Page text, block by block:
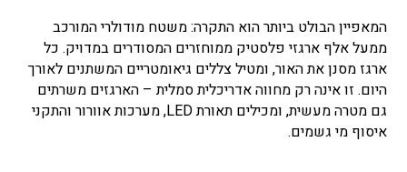
המאפיין הבולט ביותר הוא התקרה: משטח מודולרי המורכב
ממעל אלף ארגזי פלסטיק ממוחזרים המסודרים במדויק. כל
ארגז מסנן את האור, ומטיל צללים גיאומטריים המשתנים לאורך
היום. זו אינה רק מחווה אדריכלית סמלית – הארגזים משרתים
גם מטרה מעשית, ומכילים תאורתLED, מערכות אוורור והתקני
איסוף מי גשמים.